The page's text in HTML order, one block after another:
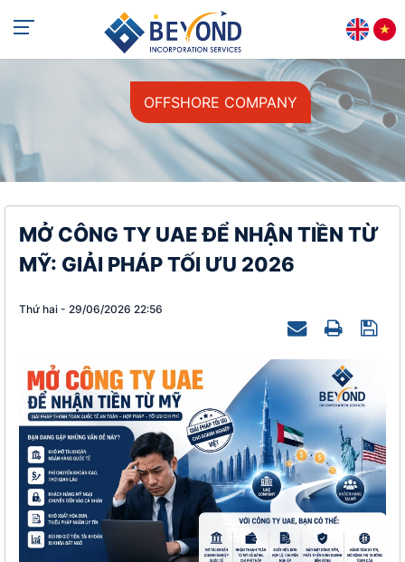
+84 813 405 565
support@beyondincorp.com
OFFSHORE COMPANY
MỞ CÔNG TY UAE ĐỂ NHẬN TIỀN TỪ
MỸ: GIẢI PHÁP TỐI ƯU 2026
Thứ hai - 29/06/2026 22:56